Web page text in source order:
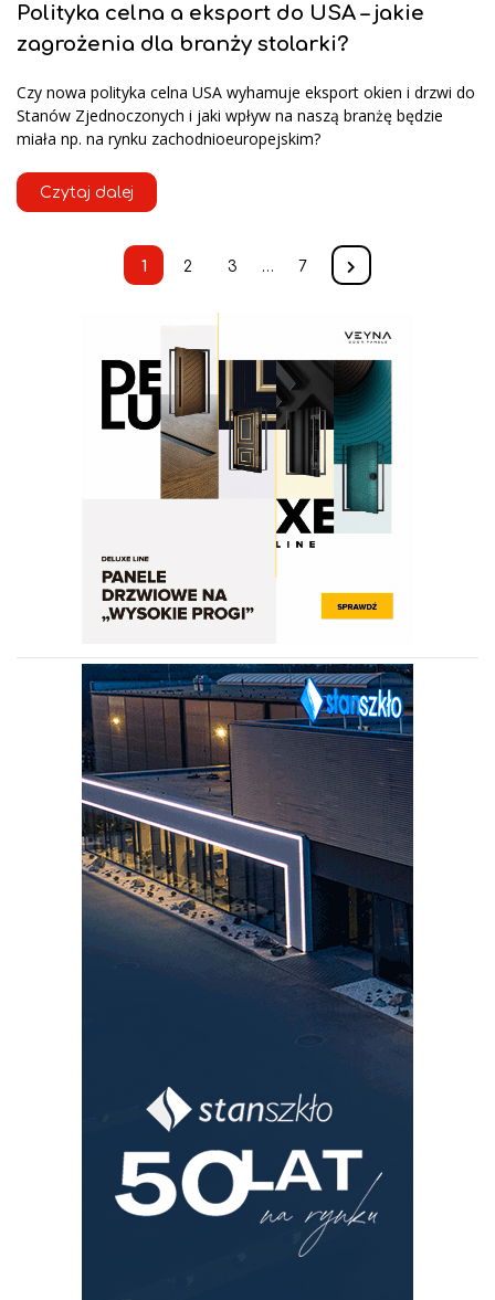
Polityka celna a eksport do USA – jakie
zagrożenia dla branży stolarki?
Czy nowa polityka celna USA wyhamuje eksport okien i drzwi do
Stanów Zjednoczonych i jaki wpływ na naszą branżę będzie
miała np. na rynku zachodnioeuropejskim?
Czytaj dalej
1 2 3 … 7